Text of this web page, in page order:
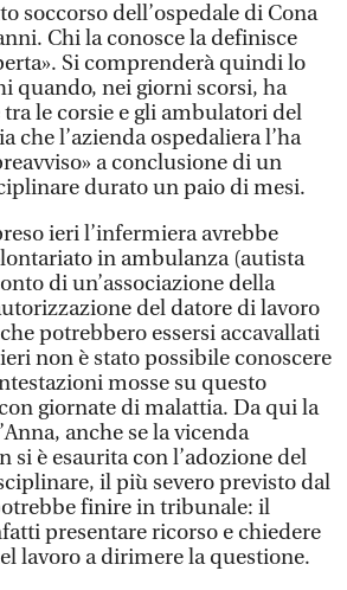
soccorso dell’ospedale di Cona
Chi la conosce la definisce
Si comprenderà quindi lo
quando, nei giorni scorsi, ha
le corsie e gli ambulatori del
che l’azienda ospedaliera l’ha
a conclusione di un
durato un paio di mesi.
ieri l’infermiera avrebbe
in ambulanza (autista
di un’associazione della
del datore di lavoro
potrebbero essersi accavallati
non è stato possibile conoscere
mosse su questo
giornate di malattia. Da qui la
anche se la vicenda
è esaurita con l’adozione del
il più severo previsto dal
finire in tribunale: il
presentare ricorso e chiedere
lavoro a dirimere la questione.